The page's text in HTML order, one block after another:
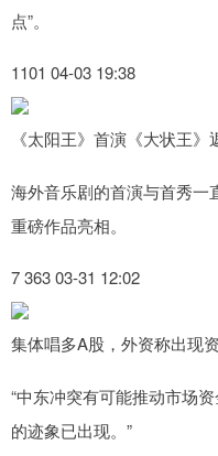
点”。
1101 04-03 19:38
《太阳王》首演《大状王
海外音乐剧的首演与首秀一
重磅作品亮相。
7 363 03-31 12:02
集体唱多A股，外资称出现
“中东冲突有可能推动市场
的迹象已出现。”